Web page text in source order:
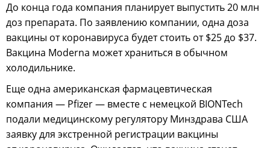
До конца года компания планирует выпустить 20 млн
доз препарата. По заявлению компании, одна доза
вакцины от коронавируса будет стоить от $25 до $37.
Вакцина Moderna может храниться в обычном
холодильнике.
Еще одна американская фармацевтическая
компания — Pfizer — вместе с немецкой BIONTech
подали медицинскому регулятору Минздрава США
заявку для экстренной регистрации вакцины